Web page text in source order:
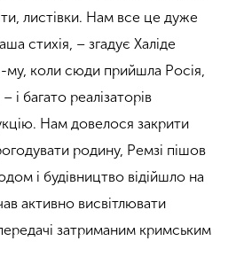
листівки. Нам все це дуже
стихія, – згадує Халіде
му, коли сюди прийшла Росія,
і багато реалізаторів
Нам довелося закрити
родину, Ремзі пішов
і будівництво відійшло на
активно висвітлювати
затриманим кримським